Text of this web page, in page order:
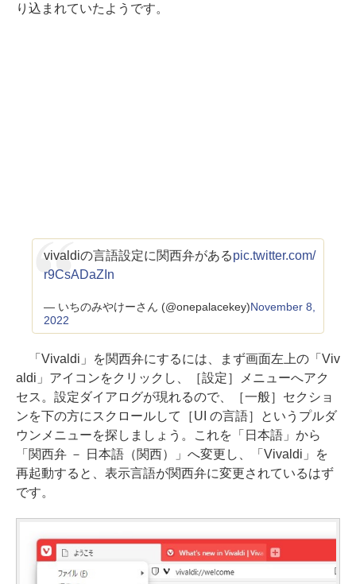
り込まれていたようです。
vivaldiの言語設定に関西弁があるpic.twitter.com/
r9CsADaZIn
— いちのみやけーさん (@onepalacekey)November 8,
2022
「Vivaldi」を関西弁にするには、まず画面左上の「Viv
aldi」アイコンをクリックし、［設定］メニューへアク
セス。設定ダイアログが現れるので、［一般］セクショ
ンを下の方にスクロールして［UI の言語］というプルダ
ウンメニューを探しましょう。これを「日本語」から
「関西弁 － 日本語（関西）」へ変更し、「Vivaldi」を
再起動すると、表示言語が関西弁に変更されているはず
です。